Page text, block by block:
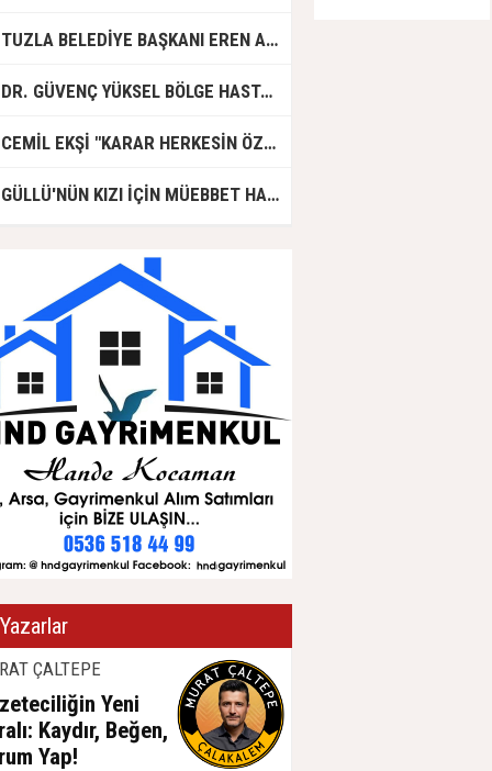
TUZLA BELEDİYE BAŞKANI EREN ALİ BİNGÖL'DEN İBB BAŞKAN VEKİLİ NURİ ASLAN'A SERT CEVAP
DR. GÜVENÇ YÜKSEL BÖLGE HASTANESİ'NDE ÇALIŞMAYA BAŞLADI
CEMİL EKŞİ "KARAR HERKESİN ÖZGÜRLÜĞÜ"
GÜLLÜ'NÜN KIZI İÇİN MÜEBBET HAPİS CEZASI İSTENDİ!
ÇALTEPE
Yeni
Kaydır, Beğen,
Yap!